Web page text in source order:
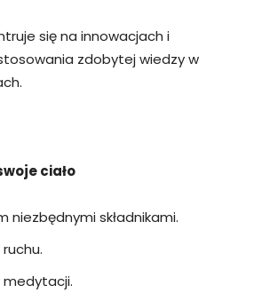
się na innowacjach i
zdobytej wiedzy w
ciało
niezbędnymi składnikami.
medytacji.